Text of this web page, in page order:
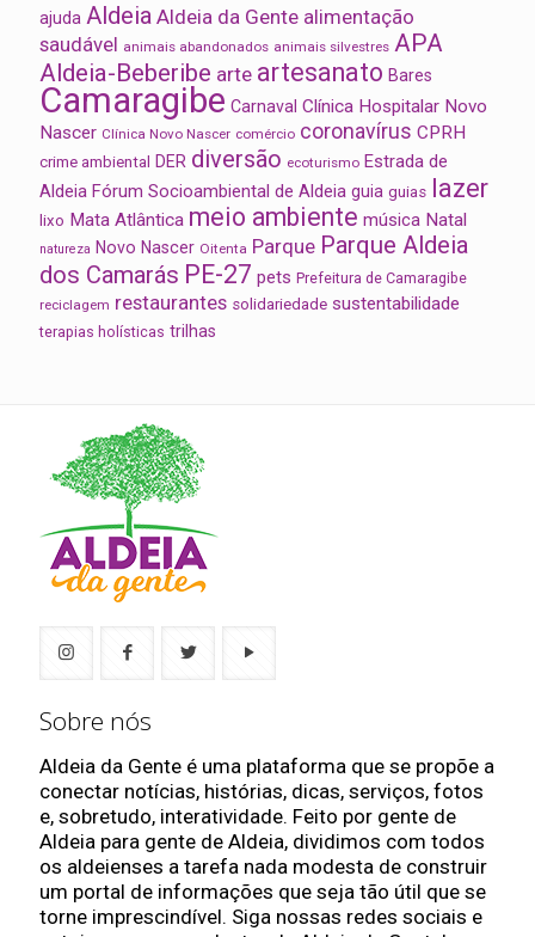
ajuda Aldeia Aldeia da Gente alimentação
saudável animais abandonados animais silvestres APA
Aldeia-Beberibe arte artesanato Bares
Camaragibe Carnaval Clínica Hospitalar Novo
Nascer Clínica Novo Nascer comércio coronavírus CPRH
crime ambiental DER diversão ecoturismo Estrada de
Aldeia Fórum Socioambiental de Aldeia guia guias lazer
lixo Mata Atlântica meio ambiente música Natal
natureza Novo Nascer Oitenta Parque Parque Aldeia
dos Camarás PE-27 pets Prefeitura de Camaragibe
reciclagem restaurantes solidariedade sustentabilidade
terapias holísticas trilhas
Sobre nós
Aldeia da Gente é uma plataforma que se propõe a
conectar notícias, histórias, dicas, serviços, fotos
e, sobretudo, interatividade. Feito por gente de
Aldeia para gente de Aldeia, dividimos com todos
os aldeienses a tarefa nada modesta de construir
um portal de informações que seja tão útil que se
torne imprescindível. Siga nossas redes sociais e